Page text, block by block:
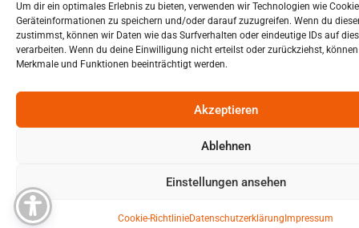
Um dir ein optimales Erlebnis zu bieten, verwenden wir Technologien wie
Geräteinformationen zu speichern und/oder darauf zuzugreifen. Wenn du
zustimmst, können wir Daten wie das Surfverhalten oder eindeutige IDs auf
verarbeiten. Wenn du deine Einwilligung nicht erteilst oder zurückziehst,
Merkmale und Funktionen beeinträchtigt werden.
Akzeptieren
Ablehnen
Einstellungen ansehen
Cookie-RichtlinieDatenschutzerklärung Impressum